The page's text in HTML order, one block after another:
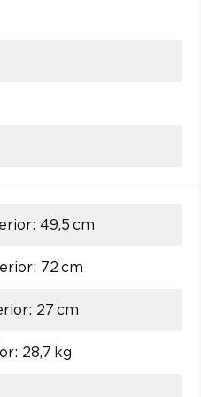
49,5 cm
72 cm
27 cm
28,7 kg